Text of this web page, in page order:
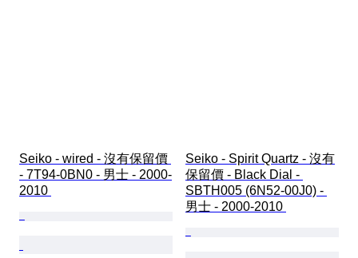
Seiko - wired - 沒有保留價
- 7T94-0BN0 - 男士 - 2000-
2010
Seiko - Spirit Quartz - 沒有
保留價 - Black Dial -
SBTH005 (6N52-00J0) -
男士 - 2000-2010